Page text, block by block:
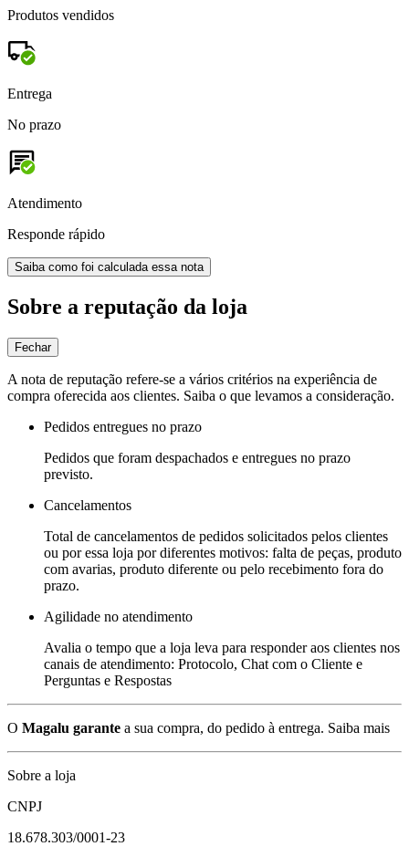
Produtos vendidos
Entrega
No prazo
Atendimento
Responde rápido
Saiba como foi calculada essa nota
Sobre a reputação da loja
Fechar
A nota de reputação refere-se a vários critérios na experiência de
compra oferecida aos clientes. Saiba o que levamos a consideração.
Pedidos entregues no prazo
Pedidos que foram despachados e entregues no prazo
previsto.
Cancelamentos
Total de cancelamentos de pedidos solicitados pelos clientes
ou por essa loja por diferentes motivos: falta de peças, produto
com avarias, produto diferente ou pelo recebimento fora do
prazo.
Agilidade no atendimento
Avalia o tempo que a loja leva para responder aos clientes nos
canais de atendimento: Protocolo, Chat com o Cliente e
Perguntas e Respostas
O Magalu garante a sua compra, do pedido à entrega. Saiba mais
Sobre a loja
CNPJ
18.678.303/0001-23